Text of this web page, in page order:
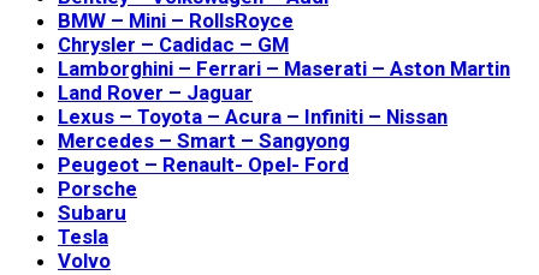
BMW – Mini – RollsRoyce
Chrysler – Cadidac – GM
Lamborghini – Ferrari – Maserati – Aston Martin
Land Rover – Jaguar
Lexus – Toyota – Acura – Infiniti – Nissan
Mercedes – Smart – Sangyong
Peugeot – Renault- Opel- Ford
Porsche
Subaru
Tesla
Volvo